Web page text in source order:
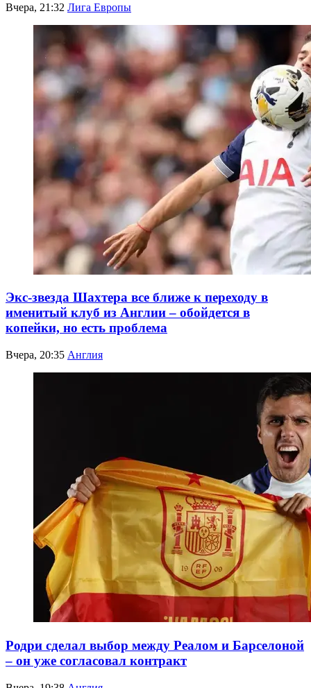
Вчера, 21:32 Лига Европы
Экс-звезда Шахтера все ближе к переходу в
именитый клуб из Англии – обойдется в
копейки, но есть проблема
Вчера, 20:35 Англия
Родри сделал выбор между Реалом и Барселоной
– он уже согласовал контракт